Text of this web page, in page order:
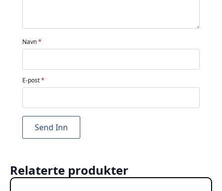
Navn*
E-post*
Relaterte produkter